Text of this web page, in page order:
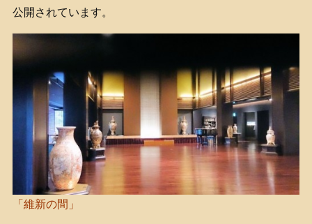
公開されています。
「維新の間」